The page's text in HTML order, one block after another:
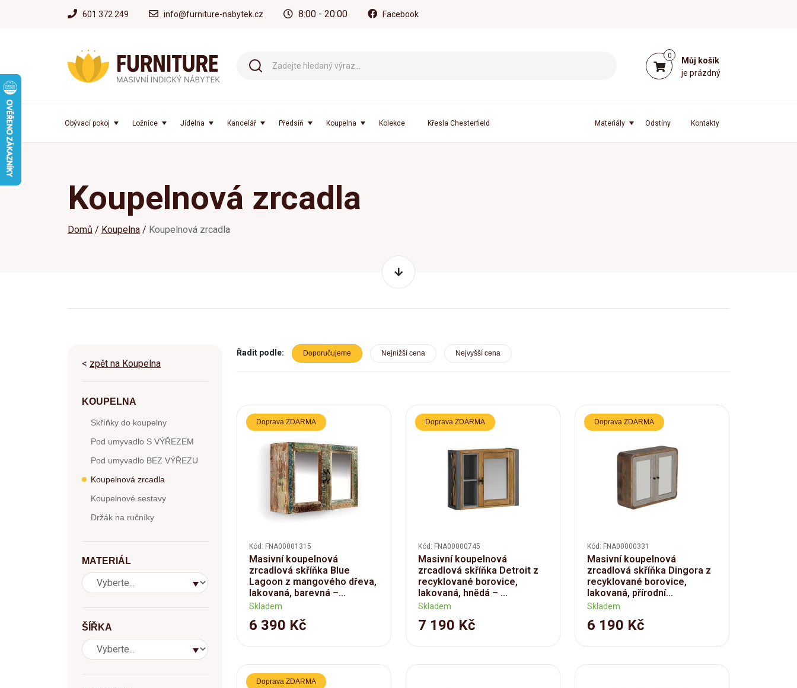
601 372 249 info@furniture-nabytek.cz 8:00 - 20:00 Facebook
0
Můj košík
je prázdný
Obývací pokoj Ložnice Jídelna Kancelář Předsíň Koupelna Kolekce Křesla Chesterfield Kontakty
Odstíny
Materiály
Koupelnová zrcadla
Domů Koupelna Koupelnová zrcadla
< zpět na Koupelna
KOUPELNA
Skříňky do koupelny
Pod umyvadlo S VÝŘEZEM
Pod umyvadlo BEZ VÝŘEZU
Koupelnová zrcadla
Koupelnové sestavy
Držák na ručníky
MATERIÁL
ŠÍŘKA
Řadit podle: Doporučujeme Nejnižší cena Nejvyšší cena
Doprava ZDARMA
Kód: FNA00001315
Masivní koupelnová
zrcadlová skříňka Blue
Lagoon z mangového dřeva,
lakovaná, barevná –...
Skladem
6 390 Kč
Doprava ZDARMA
Kód: FNA00000745
Masivní koupelnová
zrcadlová skříňka Detroit z
recyklované borovice,
lakovaná, hnědá – ...
Skladem
7 190 Kč
Doprava ZDARMA
Kód: FNA00000331
Masivní koupelnová
zrcadlová skříňka Dingora z
recyklované borovice,
lakovaná, přírodní...
Skladem
6 190 Kč
Doprava ZDARMA